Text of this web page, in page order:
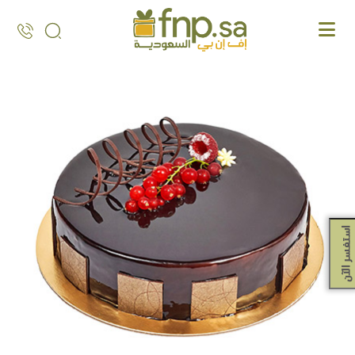
استفسر الآن